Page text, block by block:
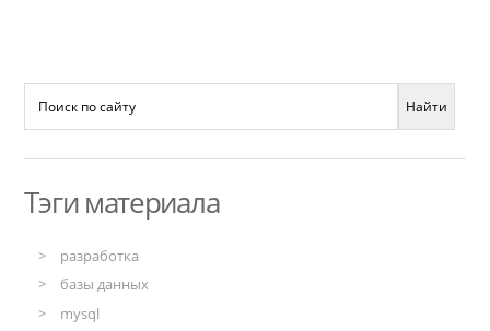
Тэги материала
разработка
базы данных
mysql